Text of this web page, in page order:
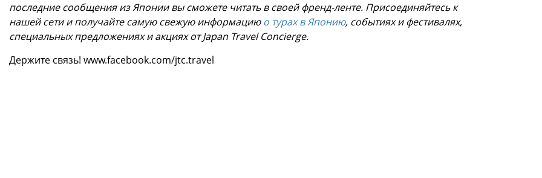
последние сообщения из Японии вы сможете читать в своей френд-ленте. Присоединяйтесь к
нашей сети и получайте самую свежую информациюо турах в Японию, событиях и фестивалях,
специальных предложениях и акциях от Japan Travel Concierge.
Держите связь! www.facebook.com/jtc.travel